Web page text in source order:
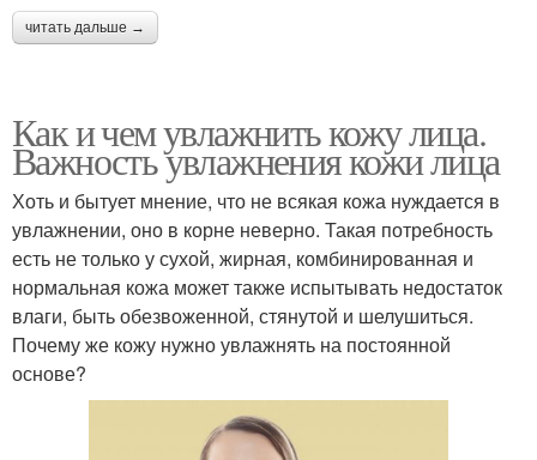
читать дальше →
Как и чем увлажнить кожу лица.
Важность увлажнения кожи лица
Хоть и бытует мнение, что не всякая кожа нуждается в
увлажнении, оно в корне неверно. Такая потребность
есть не только у сухой, жирная, комбинированная и
нормальная кожа может также испытывать недостаток
влаги, быть обезвоженной, стянутой и шелушиться.
Почему же кожу нужно увлажнять на постоянной
основе?